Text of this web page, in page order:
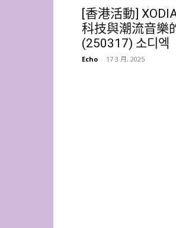
[香港活動]
科技與潮流音樂
(250317) 소디엑
Echo - 17 3 月, 2025